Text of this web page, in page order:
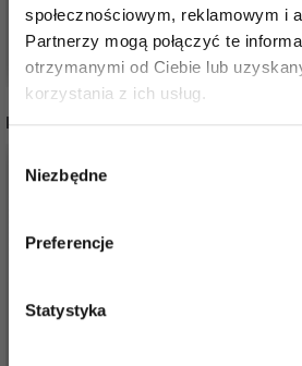
społecznościowym, reklamowym i
Partnerzy mogą połączyć te
otrzymanymi od Ciebie lub
korzystania z ich usług.
zgody
Niezbędne
Preferencje
Statystyka
Zobacz wszystkie opcje
INNI TEŻ WIDZIELI
Oszczędź
miłośników włóczek i
dostęp do inspirujących